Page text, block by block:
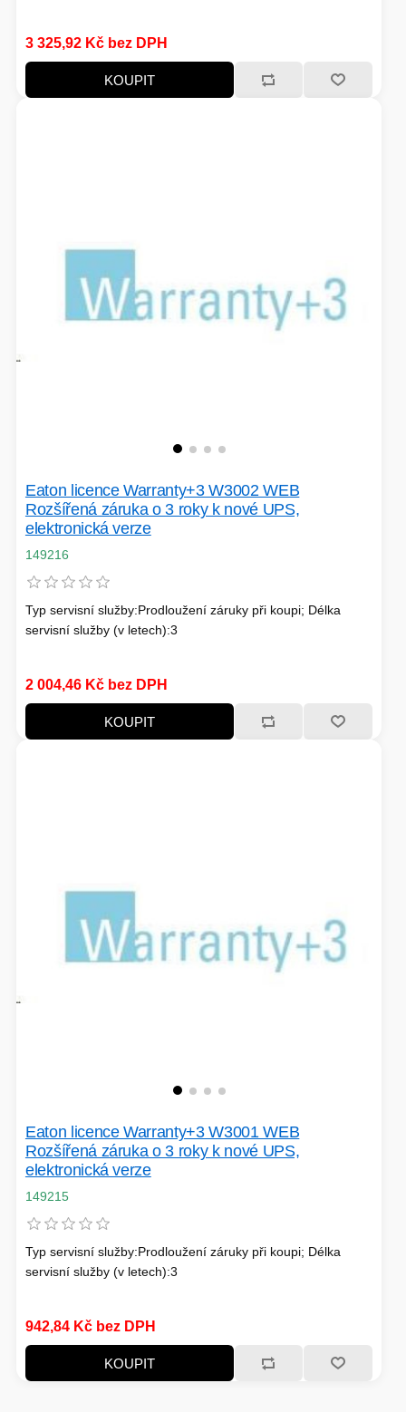
3 325,92 Kč bez DPH
KOUPIT
Eaton licence Warranty+3 W3002 WEB
Rozšířená záruka o 3 roky k nové UPS,
elektronická verze
149216
Typ servisní služby:Prodloužení záruky při koupi; Délka
servisní služby (v letech):3
2 004,46 Kč bez DPH
KOUPIT
Eaton licence Warranty+3 W3001 WEB
Rozšířená záruka o 3 roky k nové UPS,
elektronická verze
149215
Typ servisní služby:Prodloužení záruky při koupi; Délka
servisní služby (v letech):3
942,84 Kč bez DPH
KOUPIT